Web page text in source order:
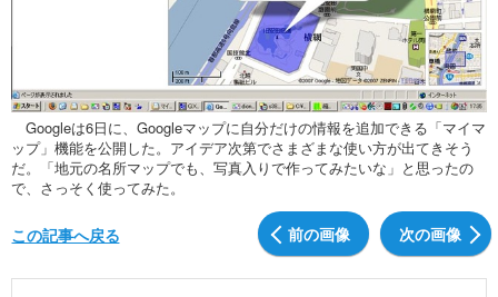
Googleは6日に、Googleマップに自分だけの情報を追加できる「マイマ
ップ」機能を公開した。アイデア次第でさまざまな使い方が出てきそう
だ。「地元の名所マップでも、写真入りで作ってみたいな」と思ったの
で、さっそく使ってみた。
前の画像 次の画像
この記事へ戻る